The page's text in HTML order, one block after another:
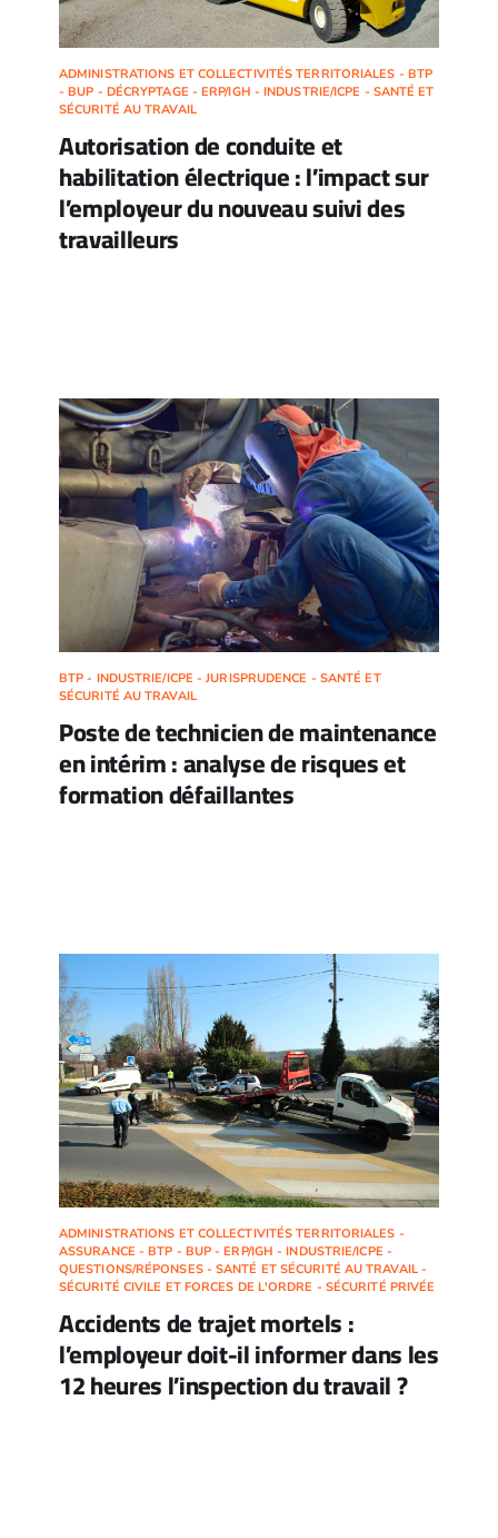
ADMINISTRATIONS ET COLLECTIVITÉS TERRITORIALES - BTP
- BUP - DÉCRYPTAGE - ERP/IGH - INDUSTRIE/ICPE - SANTÉ ET
SÉCURITÉ AU TRAVAIL
Autorisation de conduite et
habilitation électrique : l’impact sur
l’employeur du nouveau suivi des
travailleurs
BTP - INDUSTRIE/ICPE - JURISPRUDENCE - SANTÉ ET
SÉCURITÉ AU TRAVAIL
Poste de technicien de maintenance
en intérim : analyse de risques et
formation défaillantes
ADMINISTRATIONS ET COLLECTIVITÉS TERRITORIALES -
ASSURANCE - BTP - BUP - ERP/IGH - INDUSTRIE/ICPE -
QUESTIONS/RÉPONSES - SANTÉ ET SÉCURITÉ AU TRAVAIL -
SÉCURITÉ CIVILE ET FORCES DE L'ORDRE - SÉCURITÉ PRIVÉE
Accidents de trajet mortels :
l’employeur doit-il informer dans les
12 heures l’inspection du travail ?